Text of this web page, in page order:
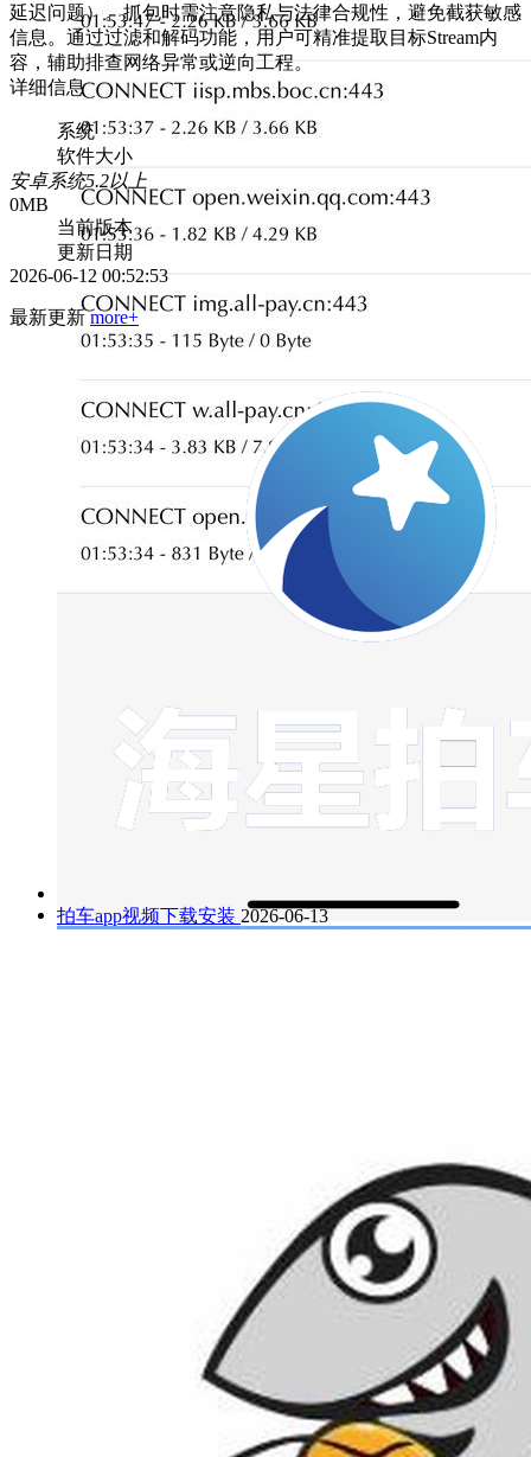
延迟问题）。抓包时需注意隐私与法律合规性，避免截获敏感
信息。通过过滤和解码功能，用户可精准提取目标Stream内
容，辅助排查网络异常或逆向工程。
详细信息
系统
软件大小
安卓系统5.2以上
0MB
当前版本
更新日期
2026-06-12 00:52:53
最新更新 more+
拍车app视频下载安装 2026-06-13